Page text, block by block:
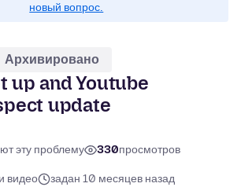
новый вопрос.
Архивировано
up and Youtube
update
эту проблему 330просмотров
видео
задан 10 месяцев назад